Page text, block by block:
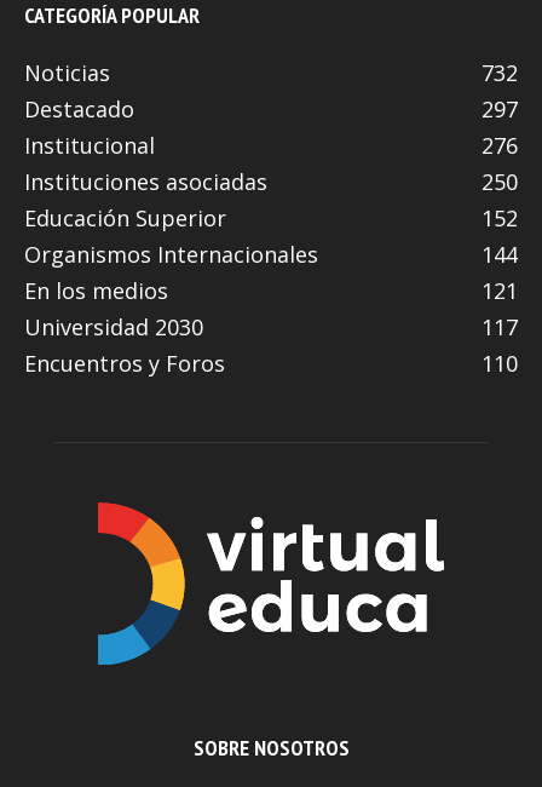
CATEGORÍA POPULAR
Noticias
732
Destacado
297
Institucional
276
Instituciones asociadas
250
Educación Superior
152
Organismos Internacionales
144
En los medios
121
Universidad 2030
117
Encuentros y Foros
110
SOBRE NOSOTROS